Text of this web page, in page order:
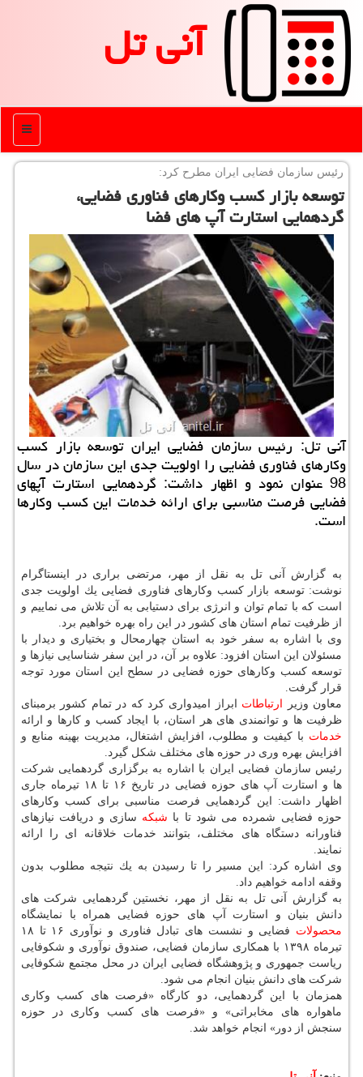
آنی تل
منو
رئیس سازمان فضایی ایران مطرح كرد:
توسعه بازار كسب وكارهای فناوری فضایی،
گردهمایی استارت آپ های فضا
آنی تل: رئیس سازمان فضایی ایران توسعه بازار كسب
وكارهای فناوری فضایی را اولویت جدی این سازمان در سال
98 عنوان نمود و اظهار داشت: گردهمایی استارت آپهای
فضایی فرصت مناسبی برای ارائه خدمات این كسب وكارها
است.
به گزارش آنی تل به نقل از مهر، مرتضی براری در اینستاگرام
نوشت: توسعه بازار كسب وكارهای فناوری فضایی یك اولویت جدی
است كه با تمام توان و انرژی برای دستیابی به آن تلاش می نماییم و
از ظرفیت تمام استان های كشور در این راه بهره خواهیم برد.
وی با اشاره به سفر خود به استان چهارمحال و بختیاری و دیدار با
مسئولان این استان افزود: علاوه بر آن، در این سفر شناسایی نیازها و
توسعه كسب وكارهای حوزه فضایی در سطح این استان مورد توجه
قرار گرفت.
معاون وزیر
ارتباطات ابراز امیدواری كرد كه در تمام كشور برمبنای
ظرفیت ها و توانمندی های هر استان، با ایجاد كسب و كارها و ارائه
خدمات با كیفیت و مطلوب، افزایش اشتغال، مدیریت بهینه منابع و
افزایش بهره وری در حوزه های مختلف شكل گیرد.
رئیس سازمان فضایی ایران با اشاره به برگزاری گردهمایی شركت
ها و استارت آپ های حوزه فضایی در تاریخ ۱۶ تا ۱۸ تیرماه جاری
اظهار داشت: این گردهمایی فرصت مناسبی برای كسب وكارهای
حوزه فضایی شمرده می شود تا با شبكه سازی و دریافت نیازهای
فناورانه دستگاه های مختلف، بتوانند خدمات خلاقانه ای را ارائه
نمایند.
وی اشاره كرد: این مسیر را تا رسیدن به یك نتیجه مطلوب بدون
وقفه ادامه خواهیم داد.
به گزارش آنی تل به نقل از مهر، نخستین گردهمایی شركت های
دانش بنیان و استارت آپ های حوزه فضایی همراه با نمایشگاه
محصولات
فضایی و نشست های تبادل فناوری و نوآوری ۱۶ تا ۱۸
تیرماه ۱۳۹۸ با همكاری سازمان فضایی، صندوق نوآوری و شكوفایی
ریاست جمهوری و پژوهشگاه فضایی ایران در محل مجتمع شكوفایی
شركت های دانش بنیان انجام می شود.
همزمان با این گردهمایی، دو كارگاه «فرصت های كسب وكاری
ماهواره های مخابراتی» و «فرصت های كسب وكاری در حوزه
سنجش از دور» انجام خواهد شد.